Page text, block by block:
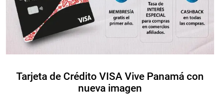
Tarjeta de Crédito VISA Vive Panamá con
nueva imagen